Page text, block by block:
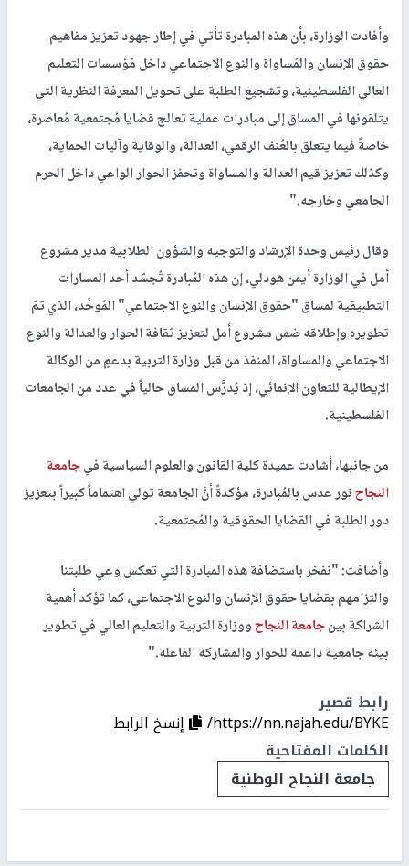
وأفادت الوزارة، بأن هذه المبادرة تأتي في إطار جهود تعزيز مفاهيم
حقوق الإنسان والمُساواة والنوع الاجتماعي داخل مُؤسسات التعليم
العالي الفلسطينية، وتشجيع الطلبة على تحويل المعرفة النظرية التي
يتلقونها في المساق إلى مبادرات عملية تعالج قضايا مُجتمعية مُعاصرة،
خاصةً فيما يتعلق بالعُنف الرقمي، العدالة، والوقاية وآليات الحماية،
وكذلك تعزيز قيم العدالة والمساواة وتحفز الحوار الواعي داخل الحرم
الجامعي وخارجه."
وقال رئيس وحدة الإرشاد والتوجيه والشؤون الطلابية مدير مشروع
أمل في الوزارة أيمن هودلي، إن هذه المُبادرة تُجسّد أحد المسارات
التطبيقية لمساق "حقوق الإنسان والنوع الاجتماعي" المُوحَّد، الذي تمّ
تطويره وإطلاقه ضمن مشروع أمل لتعزيز ثقافة الحوار والعدالة والنوع
الاجتماعي والمساواة، المنفذ من قبل وزارة التربية بدعمٍ من الوكالة
الإيطالية للتعاون الإنمائي، إذ يُدرَّس المساق حالياً في عدد من الجامعات
الفلسطينية.
من جانبها، أشادت عميدة كلية القانون والعلوم السياسية فيجامعة
النجاحنور عدس بالمُبادرة، مؤكدةً أنَّ الجامعة تولي اهتماماً كبيراً بتعزيز
دور الطلبة في القضايا الحقوقية والمُجتمعية.
وأضافت: "نفخر باستضافة هذه المبادرة التي تعكس وعي طلبتنا
والتزامهم بقضايا حقوق الإنسان والنوع الاجتماعي، كما تؤكد أهمية
الشراكة بينجامعة النجاحووزارة التربية والتعليم العالي في تطوير
بيئة جامعية داعمة للحوار والمشاركة الفاعلة."
رابط قصير
https://nn.najah.edu/BYKE/
إنسخ الرابط
الكلمات المفتاحية
جامعة النجاح الوطنية